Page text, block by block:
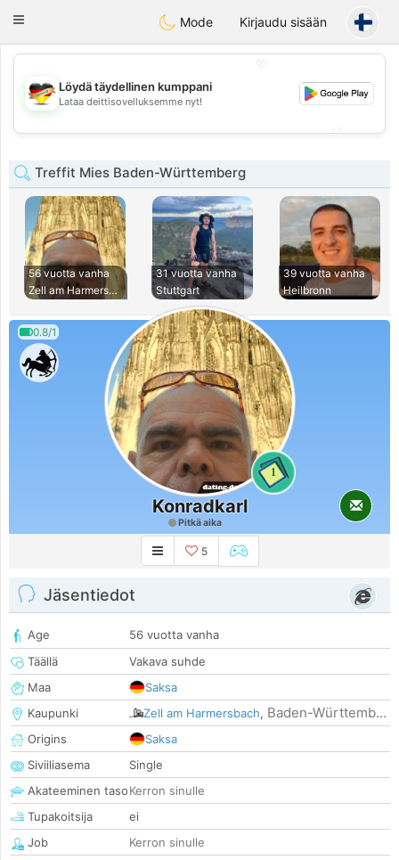
Deutsch Dating
Toggle
Mode Kirjaudu sisään
💖
💕
Löydä täydellinen kumppani
Lataa deittisovelluksemme nyt!
Treffit Mies Baden-Württemberg
56 vuotta vanha
Zell am Harmersbac
31 vuotta vanha
Stuttgart
39 vuotta vanha
Heilbronn
0.8/1
1
Konradkarl
Pitkä aika
5
Jäsentiedot
Age
56 vuotta vanha
Täällä
Vakava suhde
Maa
Saksa
Kaupunki
Zell am Harmersbach, Baden-Württemb...
Origins
Saksa
Siviiliasema
Single
Akateeminen tasoKerron sinulle
Tupakoitsija
ei
Job
Kerron sinulle